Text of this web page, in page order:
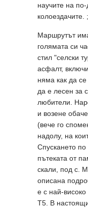
научите на
колоездачите.
Маршрутът
голямата си
стил "селски
асфалт,
няма как да
да е лесен за
любители.
и возене
(вече го
надолу, на
Спускането
пътеката от
скали, под с.
описана
е с най-високо
Т5. В